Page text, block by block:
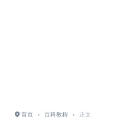
首页 › 百科教程 › 正文